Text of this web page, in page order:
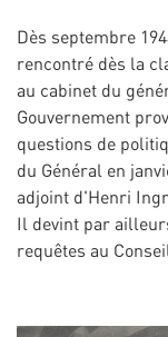
Dès septembre
rencontré dès la
au cabinet du
Gouvernement
questions de
du Général en
adjoint d'Henri
Il devint par
requêtes au